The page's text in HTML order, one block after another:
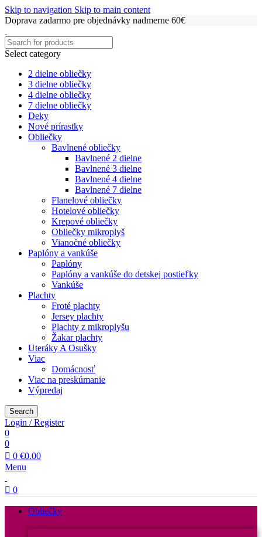
Skip to navigation Skip to main content
Doprava zadarmo pre objednávky nadmerne 60€
Select category
2 dielne obliečky
3 dielne obliečky
4 dielne obliečky
7 dielne obliečky
Deky
Nové prírastky
Obliečky
Bavlnené obliečky
Bavlnené 2 dielne
Bavlnené 3 dielne
Bavlnené 4 dielne
Bavlnené 7 dielne
Flanelové obliečky
Hotelové obliečky
Krepové obliečky
Obliečky mikroplyš
Vianočné obliečky
Paplóny a vankúše
Paplóny
Paplóny a vankúše do detskej postieľky
Vankúše
Plachty
Froté plachty
Jersey plachty
Plachty z mikroplyšu
Žakar plachty
Uteráky A Osušky
Viac
Domácnosť
Viac na preskúmanie
Výpredaj
Search
Login / Register
0
0
0 €0.00
Menu
0
Obliečky